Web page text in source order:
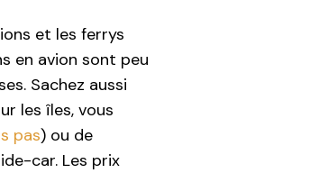
et les ferrys
en avion sont peu
Sachez aussi
les îles, vous
pas) ou de
car. Les prix